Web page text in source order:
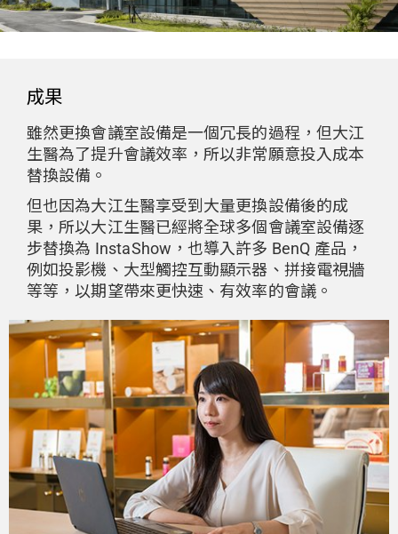
成果
雖然更換會議室設備是一個冗長的過程，但大江
生醫為了提升會議效率，所以非常願意投入成本
替換設備。
但也因為大江生醫享受到大量更換設備後的成
果，所以大江生醫已經將全球多個會議室設備逐
步替換為 InstaShow，也導入許多 BenQ 產品，
例如投影機、大型觸控互動顯示器、拼接電視牆
等等，以期望帶來更快速、有效率的會議。